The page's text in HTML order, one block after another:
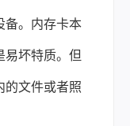
备。内存卡本
易坏特质。但
的文件或者照